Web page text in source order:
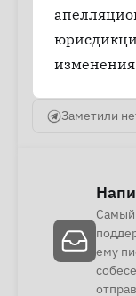
Заметили
Самый
ему